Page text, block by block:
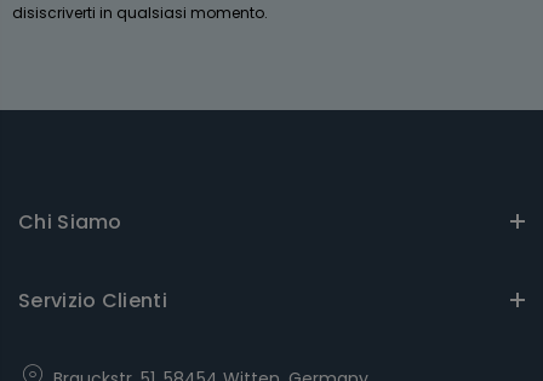
disiscriverti in qualsiasi momento.
Chi Siamo
Servizio Clienti